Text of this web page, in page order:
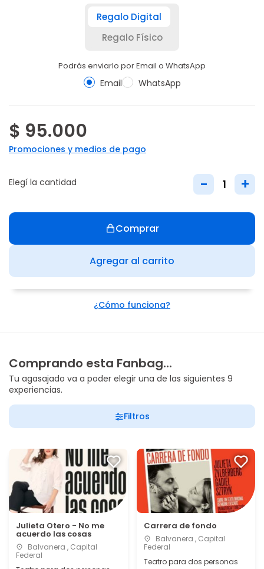
Regalo Digital
Regalo Físico
Podrás enviarlo por Email o WhatsApp
Email WhatsApp
$ 95.000
Promociones y medios de pago
Elegí la cantidad - +
Agregar al carrito
Comprar
¿Cómo funciona?
Comprando esta Fanbag...
Tu agasajado va a poder elegir una de las siguientes 9
experiencias.
Filtros
Julieta Otero - No me
acuerdo las cosas
Balvanera , Capital
Federal
Carrera de fondo
Balvanera , Capital
Federal
Teatro para dos personas